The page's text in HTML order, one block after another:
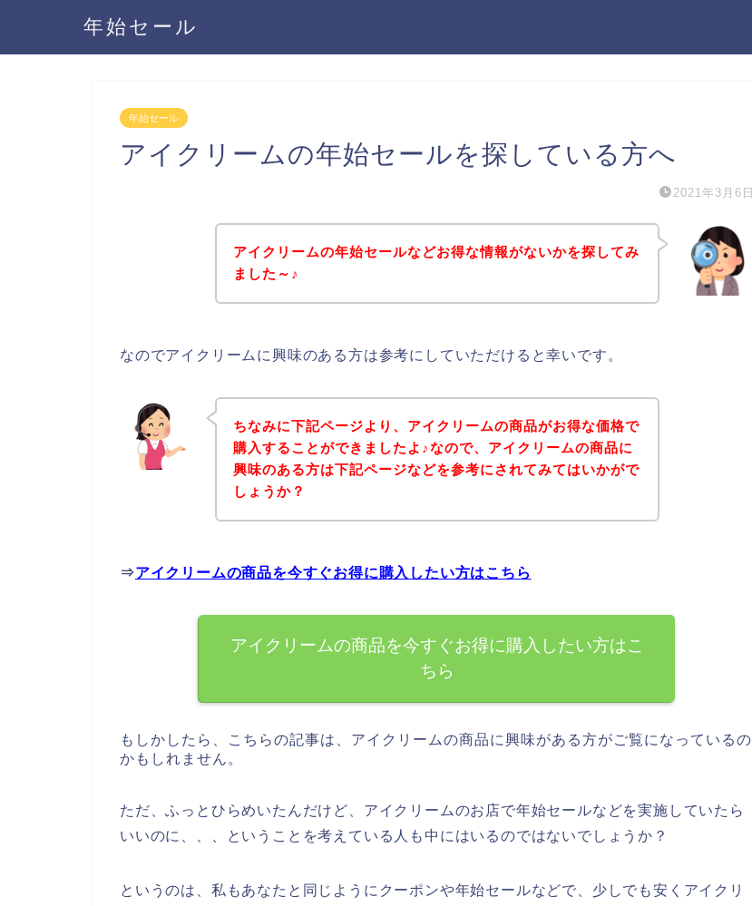
年始セール
年始セール
アイクリームの年始セールを探している方へ
2021年3月6日
アイクリームの年始セールなどお得な情報がないかを探してみ
ました～♪
なのでアイクリームに興味のある方は参考にしていただけると幸いです。
ちなみに下記ページより、アイクリームの商品がお得な価格で
購入することができましたよ♪なので、アイクリームの商品に
興味のある方は下記ページなどを参考にされてみてはいかがで
しょうか？
⇒アイクリームの商品を今すぐお得に購入したい方はこちら
アイクリームの商品を今すぐお得に購入したい方はこ
ちら
もしかしたら、こちらの記事は、アイクリームの商品に興味がある方がご覧になっているの
かもしれません。
ただ、ふっとひらめいたんだけど、アイクリームのお店で年始セールなどを実施していたら
いいのに、、、ということを考えている人も中にはいるのではないでしょうか？
というのは、私もあなたと同じようにクーポンや年始セールなどで、少しでも安くアイクリ